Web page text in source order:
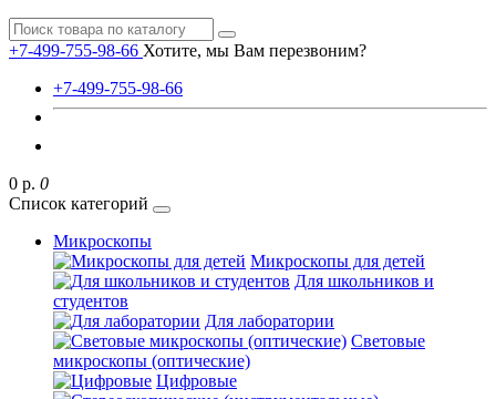
+7-499-755-98-66 Хотите, мы Вам перезвоним?
+7-499-755-98-66
0 р. 0
Список категорий
Микроскопы
Микроскопы для детей
Для школьников и
студентов
Для лаборатории
Световые
микроскопы (оптические)
Цифровые